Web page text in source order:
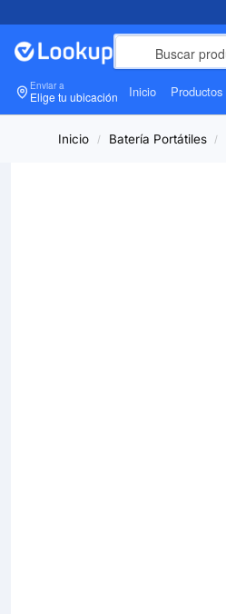
Enviar a
Elige tu ubicación Inicio Productos
Inicio / Batería Portátiles /